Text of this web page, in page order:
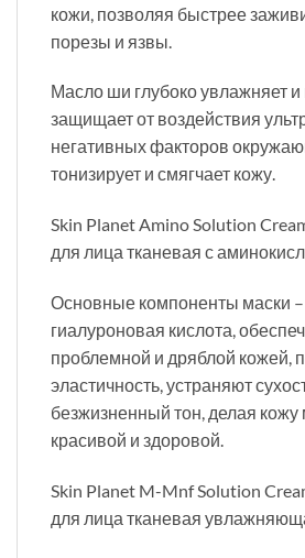
кожи, позволяя быстрее
порезы и язвы.
Масло ши глубоко увлажняет и
защищает от воздействия
негативных факторов
тонизирует и смягчает кожу.
Skin Planet Amino Solution
для лица тканевая с
Основные компоненты маски
гиалуроновая кислота,
проблемной и дряблой кожей,
эластичность, устраняют
безжизненный тон, делая
красивой и здоровой.
Skin Planet M-Mnf Solution
для лица тканевая